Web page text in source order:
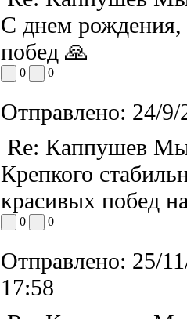
С днем рождения,
побед 🙏
0 0
Отправлено: 24/
Re: Каппушев
Крепкого
красивых
0 0
Отправлено: 25/
17:58